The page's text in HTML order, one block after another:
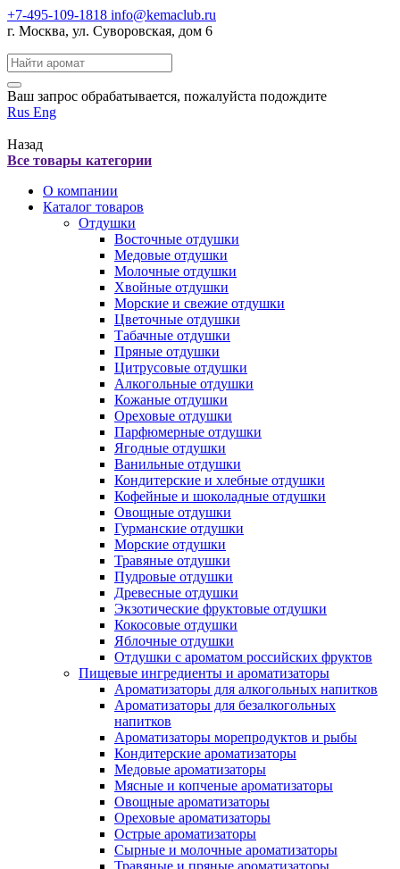
+7-495-109-1818 info@kemaclub.ru
г. Москва, ул. Суворовская, дом 6
Поиск:
Ваш запрос обрабатывается, пожалуйста подождите
Rus Eng
Назад
Все товары категории
О компании
Каталог товаров
Отдушки
Восточные отдушки
Медовые отдушки
Молочные отдушки
Хвойные отдушки
Морские и свежие отдушки
Цветочные отдушки
Табачные отдушки
Пряные отдушки
Цитрусовые отдушки
Алкогольные отдушки
Кожаные отдушки
Ореховые отдушки
Парфюмерные отдушки
Ягодные отдушки
Ванильные отдушки
Кондитерские и хлебные отдушки
Кофейные и шоколадные отдушки
Овощные отдушки
Гурманские отдушки
Морские отдушки
Травяные отдушки
Пудровые отдушки
Древесные отдушки
Экзотические фруктовые отдушки
Кокосовые отдушки
Яблочные отдушки
Отдушки с ароматом российских фруктов
Пищевые ингредиенты и ароматизаторы
Ароматизаторы для алкогольных напитков
Ароматизаторы для безалкогольных
напитков
Ароматизаторы морепродуктов и рыбы
Кондитерские ароматизаторы
Медовые ароматизаторы
Мясные и копченые ароматизаторы
Овощные ароматизаторы
Ореховые ароматизаторы
Острые ароматизаторы
Сырные и молочные ароматизаторы
Травяные и пряные ароматизаторы